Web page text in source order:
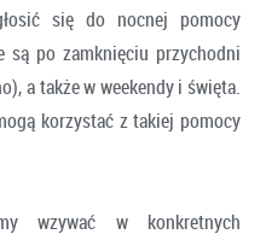
się do nocnej pomocy
są po zamknięciu przychodni
a także w weekendy i święta.
korzystać z takiej pomocy
wzywać w konkretnych